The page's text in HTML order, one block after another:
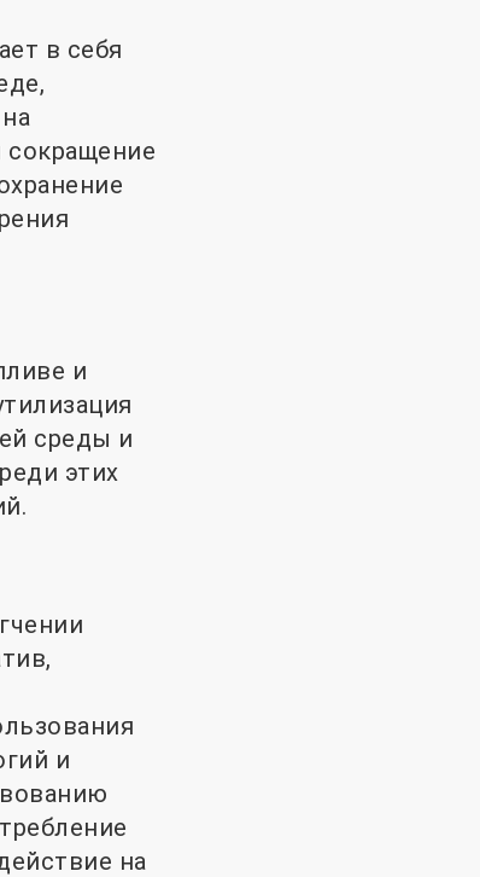
в себя
сокращение
и
среды и
этих
и
на